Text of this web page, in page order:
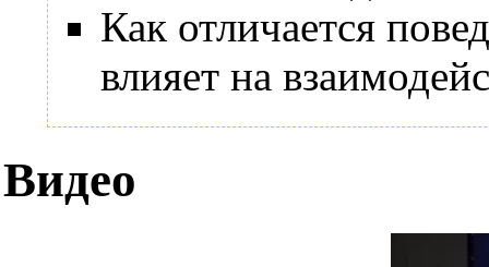
Как отличается
влияет на
Видео